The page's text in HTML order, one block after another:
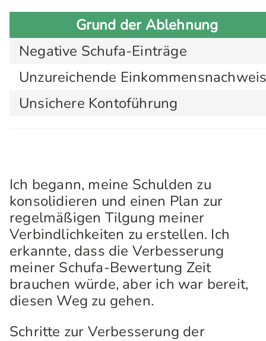
Grund der Ablehnung
Negative Schufa-Einträge
Unzureichende
Unsichere Kontoführung
Ich begann, meine Schulden zu
konsolidieren und einen Plan zur
regelmäßigen Tilgung meiner
Verbindlichkeiten zu erstellen. Ich
erkannte, dass die Verbesserung
meiner Schufa-Bewertung Zeit
brauchen würde, aber ich war bereit,
diesen Weg zu gehen.
Schritte zur Verbesserung der